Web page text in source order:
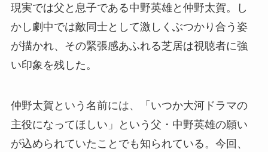
現実では父と息子である中野英雄と仲野太賀。し
かし劇中では敵同士として激しくぶつかり合う姿
が描かれ、その緊張感あふれる芝居は視聴者に強
い印象を残した。
仲野太賀という名前には、「いつか大河ドラマの
主役になってほしい」という父・中野英雄の願い
が込められていたことでも知られている。今回、